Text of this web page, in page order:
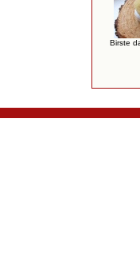
Birste